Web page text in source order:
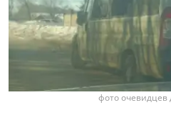
фото очевидцев